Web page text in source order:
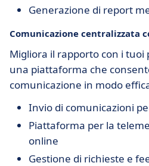
Generazione di report
Comunicazione centralizzata
Migliora il rapporto con i tuoi
una piattaforma che
comunicazione in modo
Invio di comunicazioni
Piattaforma per la
online
Gestione di richieste e